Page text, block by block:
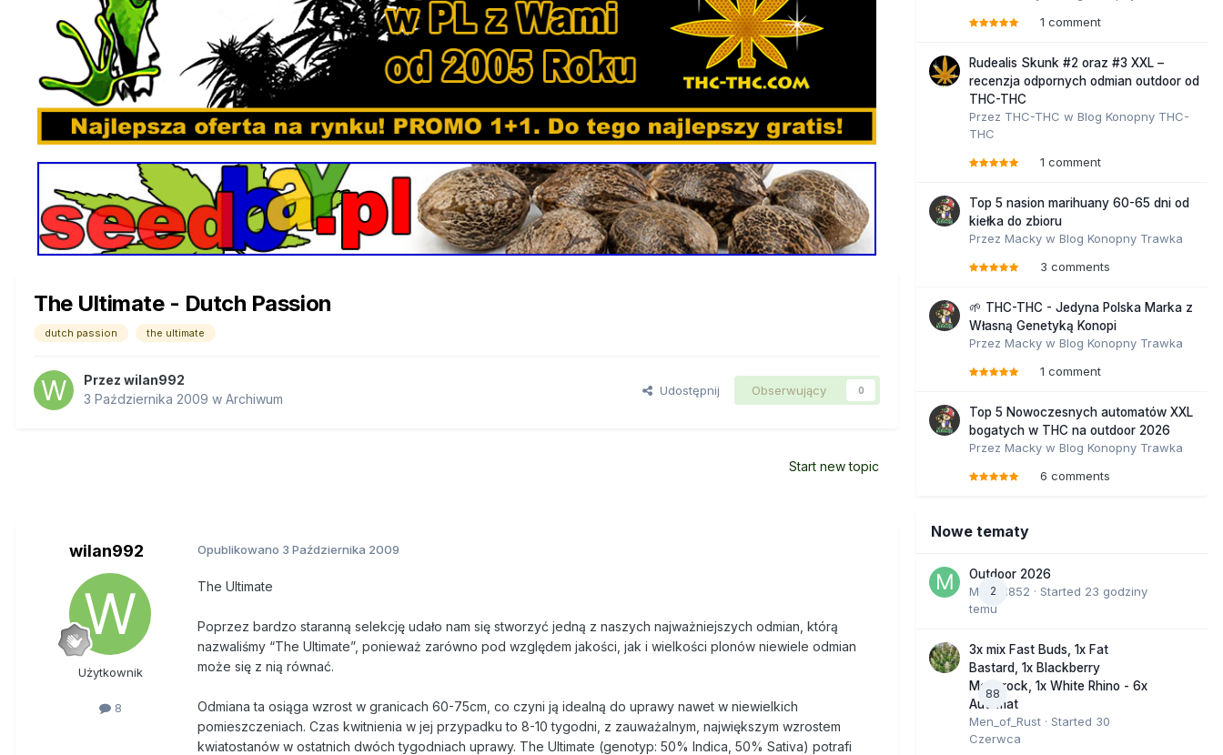
The Ultimate - Dutch Passion
dutch passion the ultimate
Przez wilan992
3 Października 2009 w Archiwum
Udostępnij Obserwujący 0
Start new topic
wilan992
Użytkownik
8
Opublikowano 3 Października 2009
The Ultimate
Poprzez bardzo staranną selekcję udało nam się stworzyć jedną z naszych najważniejszych odmian, którą
nazwaliśmy “The Ultimate”, ponieważ zarówno pod względem jakości, jak i wielkości plonów niewiele odmian
może się z nią równać.
Odmiana ta osiąga wzrost w granicach 60-75cm, co czyni ją idealną do uprawy nawet w niewielkich
pomieszczeniach. Czas kwitnienia w jej przypadku to 8-10 tygodni, z zauważalnym, największym wzrostem
kwiatostanów w ostatnich dwóch tygodniach uprawy. The Ultimate (genotyp: 50% Indica, 50% Sativa) potrafi
1 comment
Rudealis Skunk #2 oraz #3 XXL –
recenzja odpornych odmian outdoor od
THC-THC
Przez THC-THC w Blog Konopny THC-
THC
1 comment
Top 5 nasion marihuany 60-65 dni od
kiełka do zbioru
Przez Macky w Blog Konopny Trawka
3 comments
🌱 THC-THC - Jedyna Polska Marka z
Własną Genetyką Konopi
Przez Macky w Blog Konopny Trawka
1 comment
Top 5 Nowoczesnych automatów XXL
bogatych w THC na outdoor 2026
Przez Macky w Blog Konopny Trawka
6 comments
Nowe tematy
2
Outdoor 2026
Marcel852 · Started 23 godziny
temu
88
3x mix Fast Buds, 1x Fat
Bastard, 1x Blackberry
Moonrock, 1x White Rhino - 6x
Automat
Men_of_Rust · Started 30
Czerwca